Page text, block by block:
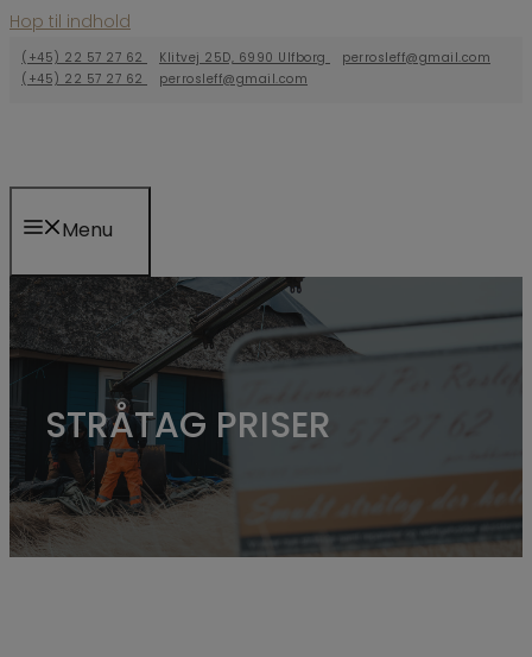
Hop til indhold
(+45) 22 57 27 62 Klitvej 25D, 6990 Ulfborg
perrosleff@gmail.com
(+45) 22 57 27 62
perrosleff@gmail.com
Menu
STRÅTAG PRISER